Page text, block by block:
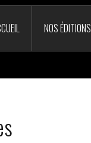
NOS ÉDITIONS